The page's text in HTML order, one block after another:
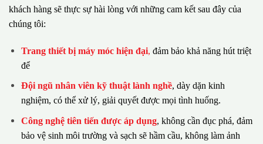
khách hàng sẽ thực sự hài lòng với những cam kết sau đây của
chúng tôi:
Trang thiết bị máy móc hiện đại, đảm bảo khả năng hút triệt
để
Đội ngũ nhân viên kỹ thuật lành nghề, dày dặn kinh
nghiệm, có thể xử lý, giải quyết được mọi tình huống.
Công nghệ tiên tiến được áp dụng, không cần đục phá, đảm
bảo vệ sinh môi trường và sạch sẽ hầm cầu, không làm ảnh